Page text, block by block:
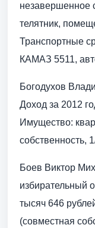
незавершенное
телятник,
Транспортные
КАМАЗ 5511,
Богодухов
Доход за 2012
Имущество:
собственность,
Боев Виктор
избирательный
тысяч 646
(совместная